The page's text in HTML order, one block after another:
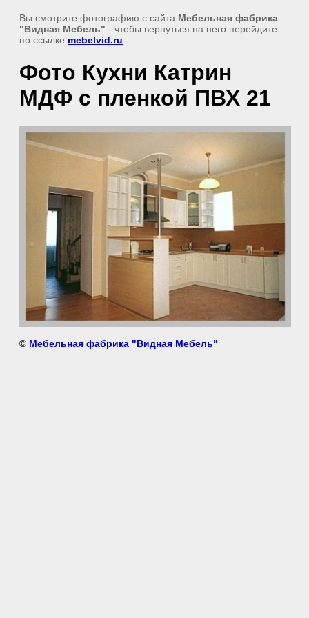
Вы смотрите фотографию с сайта Мебельная фабрика
"Видная Мебель" - чтобы вернуться на него перейдите
по ссылке mebelvid.ru
Фото Кухни Катрин
МДФ с пленкой ПВХ 21
© Мебельная фабрика "Видная Мебель"